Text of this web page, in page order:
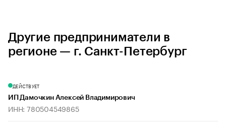
Другие предприниматели в
регионе — г. Санкт-Петербург
ДЕЙСТВУЕТ
ИП Дамочкин Алексей Владимирович
ИНН: 780504549865